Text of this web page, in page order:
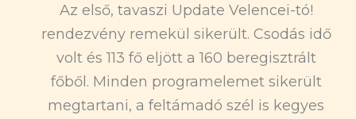
Az első, tavaszi Update Velencei-tó!
rendezvény remekül sikerült. Csodás idő
volt és 113 fő eljött a 160 beregisztrált
főből. Minden programelemet sikerült
megtartani, a feltámadó szél is kegyes